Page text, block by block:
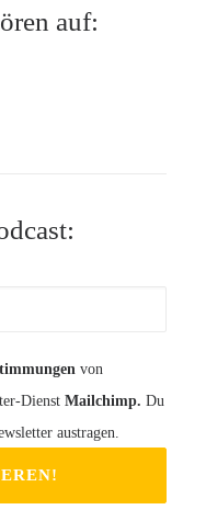
auf:
von
Dienst Mailchimp. Du
austragen.